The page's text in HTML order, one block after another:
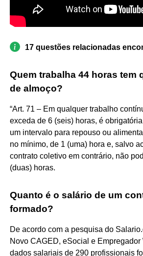
17 questões relacionadas
Quem trabalha 44 horas tem
de almoço?
“Art. 71 – Em qualquer trabalho
exceda de 6 (seis) horas, é
um intervalo para repouso ou
no mínimo, de 1 (uma) hora e, salvo
contrato coletivo em contrário, não
(duas) horas.
Quanto é o salário de um
formado?
De acordo com a pesquisa do
Novo CAGED, eSocial e Empregador
dados salariais de 290 profissionais